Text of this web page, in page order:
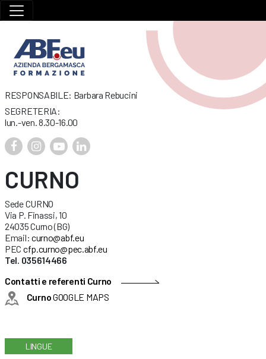
RESPONSABILE: Barbara Rebucini
SEGRETERIA:
lun.-ven. 8.30-16.00
CURNO
Sede CURNO
Via P. Finassi, 10
24035 Curno (BG)
Email: curno@abf.eu
PEC cfp.curno@pec.abf.eu
Tel. 035614466
Contatti e referenti Curno
CurnoGOOGLE MAPS
LINGUE